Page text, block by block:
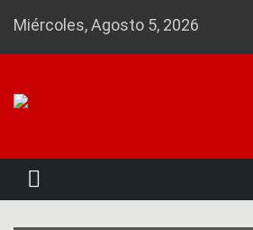
Miércoles, Agosto 5, 2026